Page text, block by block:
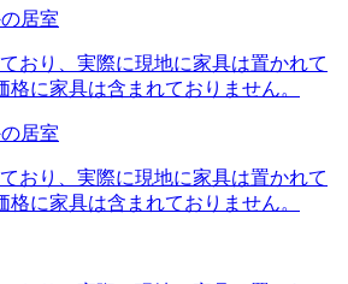
おり、実際に現地に家具は置かれて
に家具は含まれておりません。
おり、実際に現地に家具は置かれて
に家具は含まれておりません。